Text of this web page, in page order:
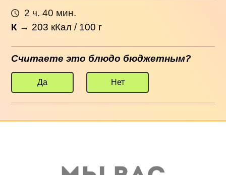
2 ч. 40 мин.
К → 203 кКал / 100 г
Считаете это блюдо бюджетным?
Да Нет